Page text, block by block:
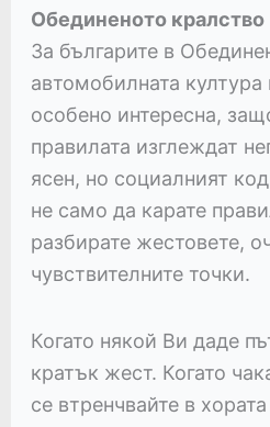
Обединеното кралство
За българите в
автомобилната
особено интересна,
правилата изглеждат
ясен, но социалният
не само да карате
разбирате жестовете,
чувствителните точки.
Когато някой Ви даде
кратък жест. Когато
се втренчвайте в